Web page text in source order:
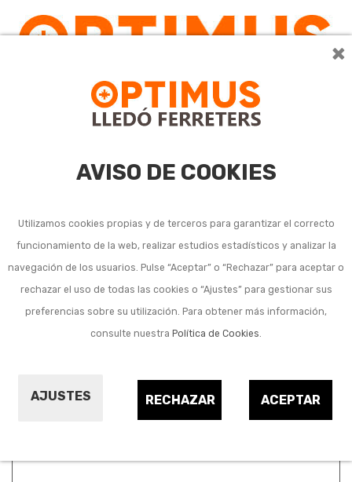
×
AVISO DE COOKIES
Utilizamos cookies propias y de terceros para garantizar el correcto
funcionamiento de la web, realizar estudios estadísticos y analizar la
navegación de los usuarios. Pulse “Aceptar” o “Rechazar” para aceptar o
rechazar el uso de todas las cookies o “Ajustes” para gestionar sus
preferencias sobre su utilización. Para obtener más información,
consulte nuestra Política de Cookies.
AJUSTES ACEPTAR
RECHAZAR